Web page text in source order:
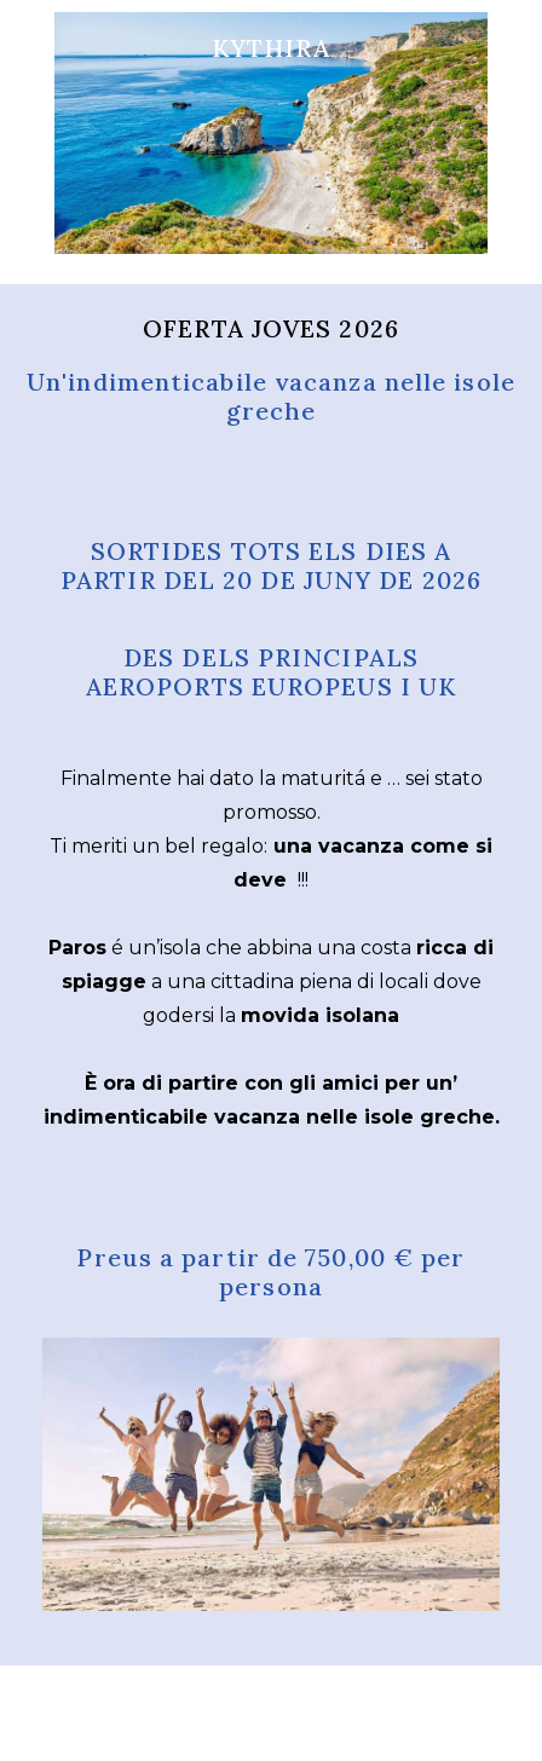
KYTHIRA
Visita KYTHIRA
OFERTA JOVES 2026
Un'indimenticabile vacanza nelle isole
greche
SORTIDES TOTS ELS DIES A
PARTIR DEL 20 DE JUNY DE 2026
DES DELS PRINCIPALS
AEROPORTS EUROPEUS I UK
Finalmente hai dato la maturitá e … sei stato
promosso.
Ti meriti un bel regalo: una vacanza come si
deve !!!
Paros é un’isola che abbina una costa ricca di
spiagge a una cittadina piena di locali dove
godersi la movida isolana
È ora di partire con gli amici per un’
indimenticabile vacanza nelle isole greche.
Preus a partir de 750,00 € per
persona